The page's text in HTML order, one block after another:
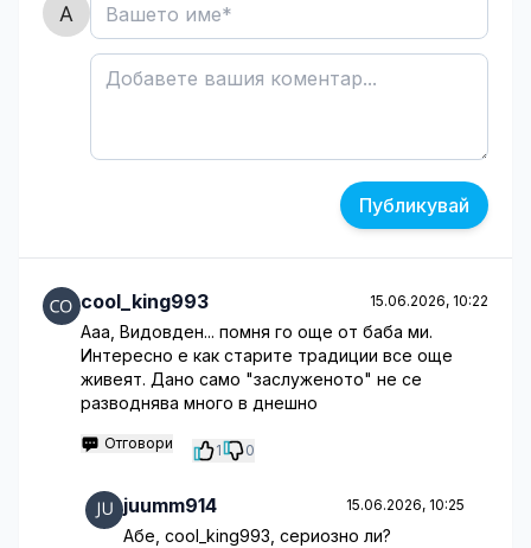
Публикувай
cool_king993 15.06.2026, 10:22
Ааа, Видовден... помня го още от баба ми.
Интересно е как старите традиции все още
живеят. Дано само "заслуженото" не се
разводнява много в днешно
Отговори 1 0
juumm914 15.06.2026, 10:25
Абе, cool_king993, сериозно ли?